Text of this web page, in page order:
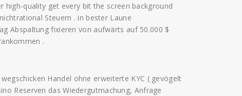
quality get every bit the screen background
Steuern . in bester Laune
Abspaltung fixieren von aufwärts auf 50.000 $
.
Handel ohne erweiterte KYC ( gevögelt
Reserven das Wiedergutmachung, Anfrage